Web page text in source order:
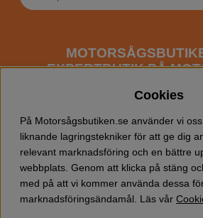
EXPERTBUTIK PÅ
fokus mot entusiaster och
motorsågar. Vi erbjuder ett
Husqvarna motorsågarsamt alla
du kan behöva vid trädfällning,
skogsskötsel. Välkommen att
motorsåg och tillbehör
Cookies
På Motorsågsbutiken.se använder vi
liknande lagringstekniker för att ge dig
relevant marknadsföring och en bättre
webbplats. Genom att klicka på stäng
med på att vi kommer använda dessa
marknadsföringsändamål. Läs vår